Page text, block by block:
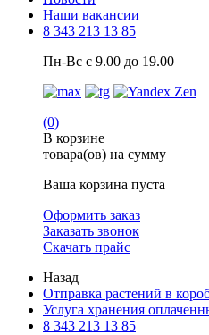
Наши вакансии
8 343 213 13 85
Пн-Вс с 9.00 до 19.00
(0)
В корзине
товара(ов) на сумму
Ваша корзина пуста
Оформить заказ
Заказать звонок
Скачать прайс
Назад
Отправка растений в
Услуга хранения
8 343 213 13 85